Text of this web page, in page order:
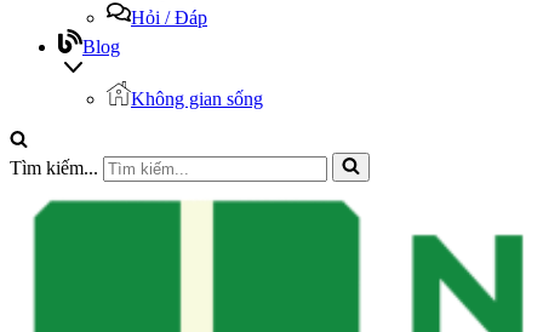
Hỏi / Đáp
Blog
Không gian sống
Tìm kiếm...